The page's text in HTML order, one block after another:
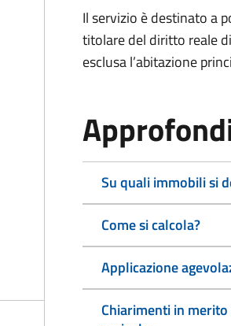
Il servizio è destinato a
titolare del diritto reale
esclusa l’abitazione
Su quali immobili si
Come si calcola?
Applicazione
Chiarimenti in